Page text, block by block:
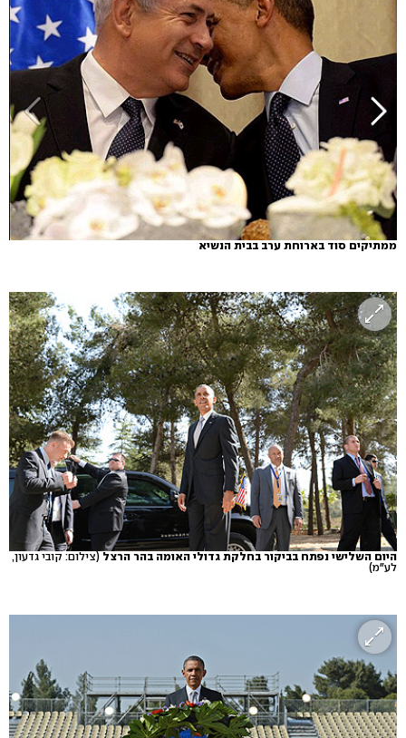
ממתיקים סוד בארוחת ערב בבית הנשיא
היום השלישי נפתח בביקור בחלקת גדולי האומה בהר הרצל(צילום: קובי גדעון,
לע"מ)